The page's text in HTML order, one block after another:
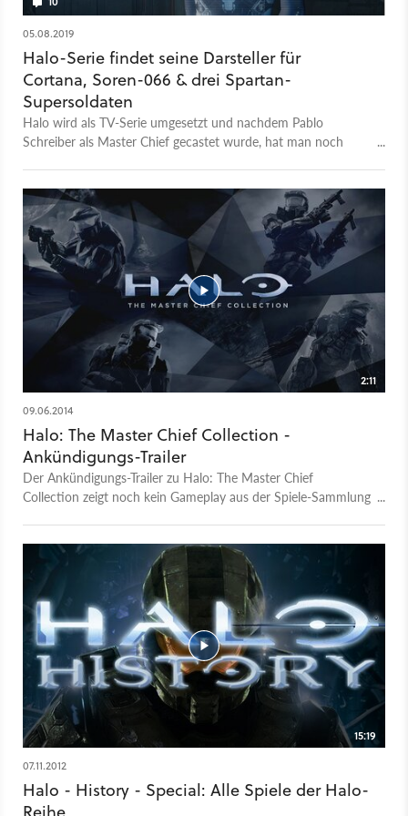
05.08.2019
Halo-Serie findet seine Darsteller für
Cortana, Soren-066 & drei Spartan-
Supersoldaten
Halo wird als TV-Serie umgesetzt und nachdem Pablo
Schreiber als Master Chief gecastet wurde, hat man noch
2:11
09.06.2014
Halo: The Master Chief Collection -
Ankündigungs-Trailer
Der Ankündigungs-Trailer zu Halo: The Master Chief
Collection zeigt noch kein Gameplay aus der Spiele-Sammlung
Master-Chief-Halos bis Halo 4 und erscheint exklusiv für die
Xbox One. Dabei ist auch die Anniversary-Edition von Halo 2.
15:19
07.11.2012
Halo - History - Special: Alle Spiele der Halo-